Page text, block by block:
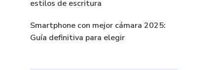
estilos de escritura
Smartphone con mejor cámara 2025:
Guía definitiva para elegir